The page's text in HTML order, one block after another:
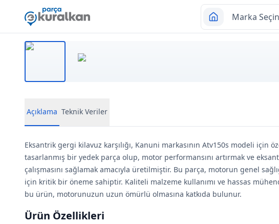
Açıklama Teknik Veriler
Eksantrik gergi kilavuz karşılığı, Kanuni markasının Atv150s modeli için
tasarlanmış bir yedek parça olup, motor performansını artırmak ve
çalışmasını sağlamak amacıyla üretilmiştir. Bu parça, motorun genel
için kritik bir öneme sahiptir. Kaliteli malzeme kullanımı ve hassas
bu ürün, motorunuzun uzun ömürlü olmasına katkıda bulunur.
Ürün Özellikleri